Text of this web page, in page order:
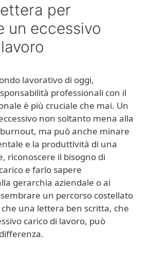
per
un eccessivo
lavorativo di oggi,
professionali con il
è più cruciale che mai. Un
non soltanto mena alla
ma può anche minare
e la produttività di una
riconoscere il bisogno di
e farlo sapere
gerarchia aziendale o ai
un percorso costellato
che una lettera ben scritta, che
carico di lavoro, può